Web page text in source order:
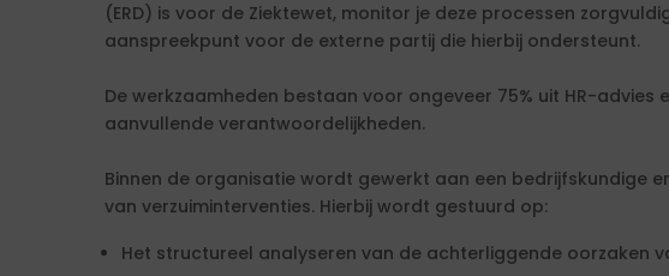
(ERD) is voor de Ziektewet, monitor je deze processen
aanspreekpunt voor de externe partij die hierbij ondersteunt.
De werkzaamheden bestaan voor ongeveer 75% uit HR-advies
aanvullende verantwoordelijkheden.
Binnen de organisatie wordt gewerkt aan een bedrijfskundige
van verzuiminterventies. Hierbij wordt gestuurd op:
Het structureel analyseren van de achterliggende oorzaken